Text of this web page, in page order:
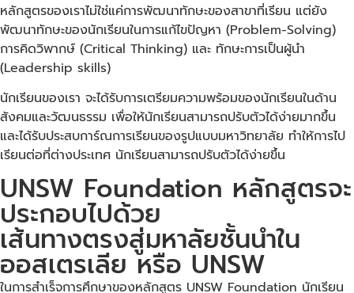
หลักสูตรของเราไม่ใช่แค่การพัฒนาทักษะของสาขาที่เรียน แต่ยัง
พัฒนาทักษะของนักเรียนในการแก้ไขปัญหา (Problem-Solving)
การคิดวิพากษ์ (Critical Thinking) และ ทักษะการเป็นผู้นำ
(Leadership skills)
นักเรียนของเรา จะได้รับการเตรียมความพร้อมของนักเรียนในด้าน
สังคมและวัฒนธรรม เพื่อให้นักเรียนสามารถปรับตัวได้ง่ายมากขึ้น
และได้รับประสบการ์ณการเรียนของรูปแบบมหาวิทยาลัย ทำให้การไป
เรียนต่อที่ต่างประเทศ นักเรียนสามารถปรับตัวได้ง่ายขึ้น
UNSW Foundation หลักสูตรจะ
ประกอบไปด้วย
เส้นทางตรงสู่มหาลัยชั้นนำใน
ออสเตรเลีย หรือ UNSW
ในการสำเร็จการศึกษาของหลักสูตร UNSW Foundation นักเรียน